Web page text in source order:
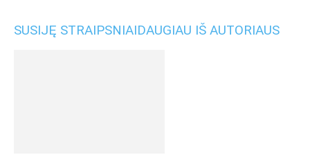
SUSIJĘ STRAIPSNIAIDAUGIAU IŠ AUTORIAUS